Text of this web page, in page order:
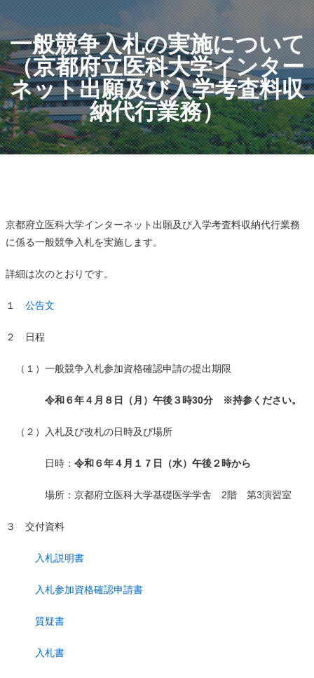
一般競争入札の実施について
（京都府立医科大学インター
ネット出願及び入学考査料収
納代行業務）
京都府立医科大学インターネット出願及び入学考査料収納代行業務
に係る一般競争入札を実施します。
詳細は次のとおりです。
１ 公告文
２ 日程
（１）一般競争入札参加資格確認申請の提出期限
令和６年４月８日（月）午後３時30分 ※持参ください。
（２）入札及び改札の日時及び場所
日時： 令和６年４月１７日（水）午後２時から
場所：京都府立医科大学基礎医学学舎 2階 第3演習室
３ 交付資料
入札説明書
入札参加資格確認申請書
質疑書
入札書